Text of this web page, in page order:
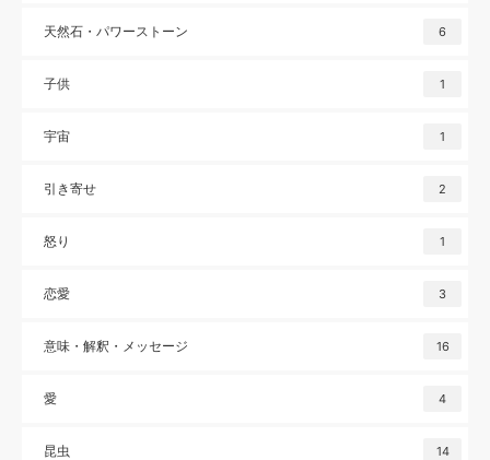
天然石・パワーストーン 6
子供 1
宇宙 1
引き寄せ 2
怒り 1
恋愛 3
意味・解釈・メッセージ 16
愛 4
昆虫 14